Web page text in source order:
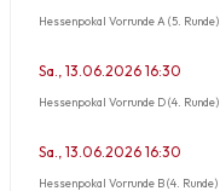
Hessenpokal Vorrunde A (5. Runde)
Sa., 13.06.2026 16:30
Hessenpokal Vorrunde D (4. Runde)
Sa., 13.06.2026 16:30
Hessenpokal Vorrunde B (4. Runde)